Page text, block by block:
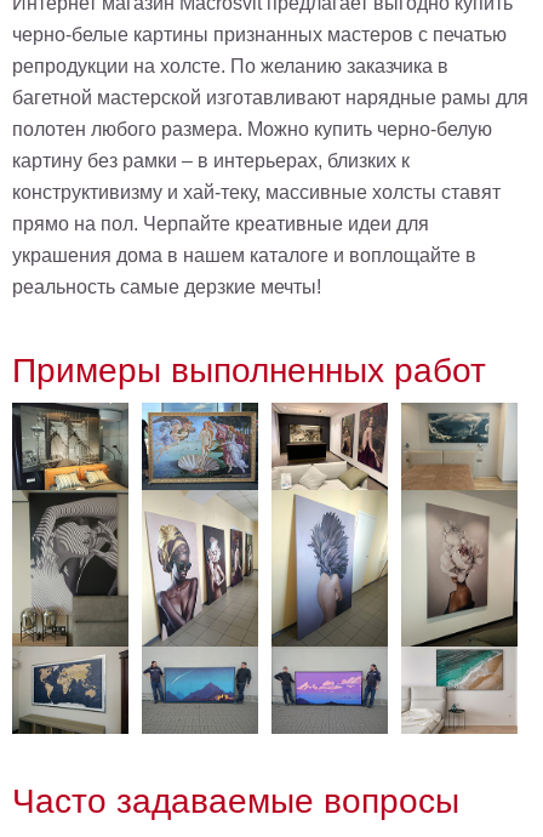
черно-белые картины признанных мастеров с печатью
репродукции на холсте. По желанию заказчика в
багетной мастерской изготавливают нарядные рамы для
полотен любого размера. Можно купить черно-белую
картину без рамки – в интерьерах, близких к
конструктивизму и хай-теку, массивные холсты ставят
прямо на пол. Черпайте креативные идеи для
украшения дома в нашем каталоге и воплощайте в
реальность самые дерзкие мечты!
Примеры выполненных работ
Часто задаваемые вопросы